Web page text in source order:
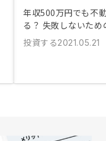
年収500万円でも不
る？ 失敗しないた
投資する2021.05.21